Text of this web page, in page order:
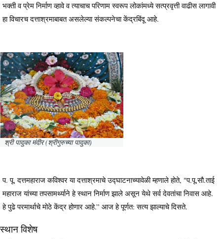
भक्ती व प्रेम निर्माण व्हावे व त्याचाच परिणाम स्वरूप लोकांमध्ये सत्प्रवृत्ती वाढीस लागावी
हा विचारच दत्ताश्रमाबाबत असलेल्या संकल्पनेचा केंद्रबिंदू आहे.
श्री पादुका मंदीर (श्रीगुरुच्या पादुका)
प. पू. दत्तमहाराज कविश्वर या दत्ताश्रमाचे उद्घाटनाच्यावेळी म्हणाले होते, "प.पू.सौ.ताई
महाराज यांच्या तपसामर्थ्याने हे स्थान निर्माण झाले असून येथे सर्व देवतांचा निवास आहे.
हे पुढे परमार्थाचे मोठे केंद्र होणार आहे.” आज हे पूर्णत: सत्य झाल्याचे दिसते.
स्थान विशेष